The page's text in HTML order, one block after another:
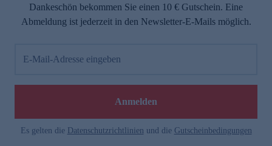
Dankeschön bekommen Sie einen 10 € Gutschein. Eine
Abmeldung ist jederzeit in den Newsletter-E-Mails möglich.
E-Mail-Adresse eingeben
Anmelden
Es gelten die Datenschutzrichtlinien und die Gutscheinbedingungen